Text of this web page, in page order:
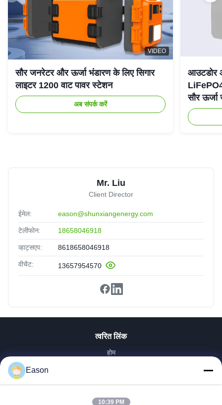
VIDEO
सौर जनरेटर और ऊर्जा भंडारण के लिए सिगार
लाइटर 1200 वाट पावर स्टेशन
अब संपर्क करें
आउटडोर
सौर
Mr. Liu
Client Director
ईमेल: eason@shunxiangenergy.com
टेलीफोन: 18658046918
व्हाट्सएप: 8618658046918
वीचैट: 13657954570
त्वरित लिंक
होम
Eason
10:39 PM